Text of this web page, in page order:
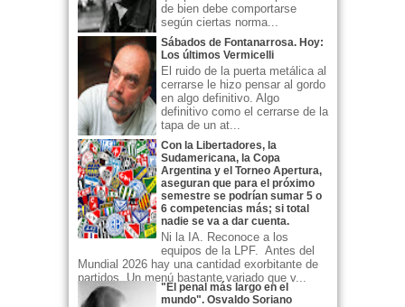
de bien debe comportarse
según ciertas norma...
Sábados de Fontanarrosa. Hoy:
Los últimos Vermicelli
El ruido de la puerta metálica al
cerrarse le hizo pensar al gordo
en algo definitivo. Algo
definitivo como el cerrarse de la
tapa de un at...
Con la Libertadores, la
Sudamericana, la Copa
Argentina y el Torneo Apertura,
aseguran que para el próximo
semestre se podrían sumar 5 o
6 competencias más; si total
nadie se va a dar cuenta.
Ni la IA. Reconoce a los
equipos de la LPF. Antes del
Mundial 2026 hay una cantidad exorbitante de
partidos. Un menú bastante variado que v...
"El penal más largo en el
mundo". Osvaldo Soriano